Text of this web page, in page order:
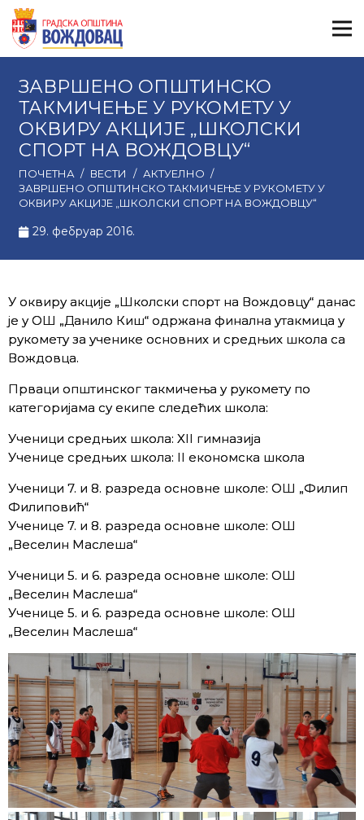
ЗАВРШЕНО ОПШТИНСКО
ТАКМИЧЕЊЕ У РУКОМЕТУ У
ОКВИРУ АКЦИЈЕ „ШКОЛСКИ
СПОРТ НА ВОЖДОВЦУ“
ПОЧЕТНА / ВЕСТИ / АКТУЕЛНО /
ЗАВРШЕНО ОПШТИНСКО ТАКМИЧЕЊЕ У РУКОМЕТУ У
ОКВИРУ АКЦИЈЕ „ШКОЛСКИ СПОРТ НА ВОЖДОВЦУ“
29. фебруар 2016.
У оквиру акције „Школски спорт на Вождовцу“ данас
је у ОШ „Данило Киш“ одржана финална утакмица у
рукомету за ученике основних и средњих школа са
Вождовца.
Прваци општинског такмичења у рукомету по
категоријама су екипе следећих школа:
Ученици средњих школа: XII гимназија
Ученице средњих школа: II економска школа
Ученици 7. и 8. разреда основне школе: ОШ „Филип
Филиповић“
Ученице 7. и 8. разреда основне школе: ОШ
„Веселин Маслеша“
Ученици 5. и 6. разреда основне школе: ОШ
„Веселин Маслеша“
Ученице 5. и 6. разреда основне школе: ОШ
„Веселин Маслеша“